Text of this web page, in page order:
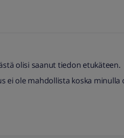
olisi saanut tiedon etukäteen.
ei ole mahdollista koska minulla